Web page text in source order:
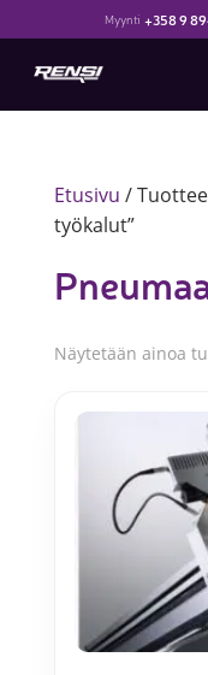
Myynti +358 9
Etusivu /
työkalut”
Näytetään ainoa